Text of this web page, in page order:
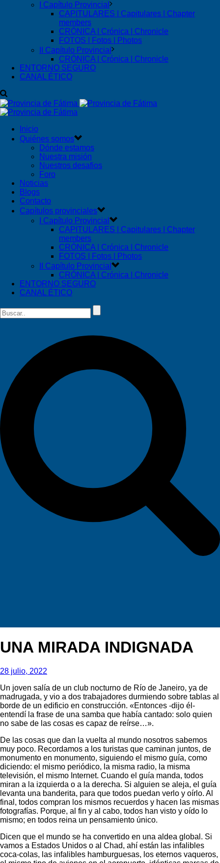
I Capítulo Provincial
CAPITULARES | Capitulares | Chapter
members
CRÓNICA | Crónica | Chronicle
FOTOS | Fotos | Photos
II Capítulo Provincial
CRÓNICA | Crónica | Chronicle
ENTORNO SEGURO
CANAL ÉTICO
Inicio
Quiénes somos
Dónde estamos
Nuestra misión
Nuestros desafios
Foro
Noticias
Blogs
Contacto
Capítulos provinciales
I Capítulo Provincial
CAPITULARES | Capitulares | Chapter
members
CRÓNICA | Crónica | Chronicle
FOTOS | Fotos | Photos
II Capítulo Provincial
CRÓNICA | Crónica | Chronicle
ENTORNO SEGURO
CANAL ÉTICO
UNA MIRADA INDIGNADA
28 julio, 2022
Un joven salía de un club nocturno de Río de Janeiro, ya de
madrugada, y vio a dos trabajadores durmiendo sobre tablas al
borde de un edificio en construcción. «Entonces -dijo él-
entendí la frase de una samba que había cantado: solo quien
no sabe de las cosas es capaz de reírse…».
De las cosas que dan la vuelta al mundo nosotros sabemos
muy poco. Recordamos a los turistas que caminan juntos, de
monumento en monumento, siguiendo el mismo guía, como
diciendo: el mismo periódico, la misma radio, la misma
televisión, el mismo Internet. Cuando el guía manda, todos
miran a la izquierda o a la derecha. Si alguien se aleja, el guía
levanta una banderita, para que todos puedan verlo y oírlo. Al
final, todos compran los mismos recuerdos y hacen las mismas
fotografías. Porque, al fin y al cabo, todos han visto y oído lo
mismo; en todos reina un pensamiento único.
Dicen que el mundo se ha convertido en una aldea global. Si
vamos a Estados Unidos o al Chad, ahí están las infalibles
coca-colas, las infalibles hamburguesas, los eternos vaqueros,